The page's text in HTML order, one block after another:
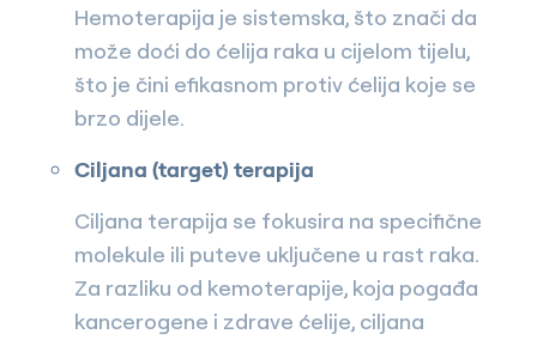
Hemoterapija je sistemska, što znači da
može doći do ćelija raka u cijelom tijelu,
što je čini efikasnom protiv ćelija koje se
brzo dijele.
Ciljana (target) terapija
Ciljana terapija se fokusira na specifične
molekule ili puteve uključene u rast raka.
Za razliku od kemoterapije, koja pogađa
kancerogene i zdrave ćelije, ciljana